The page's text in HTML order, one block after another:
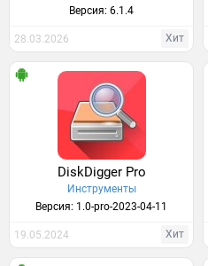
Версия: 6.1.4
28.03.2026 Хит
DiskDigger Pro
Инструменты
Версия: 1.0-pro-2023-04-11
19.05.2024 Хит